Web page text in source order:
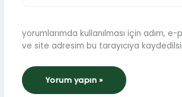
yorumlarımda kullanılması için adım,
ve site adresim bu tarayıcıya